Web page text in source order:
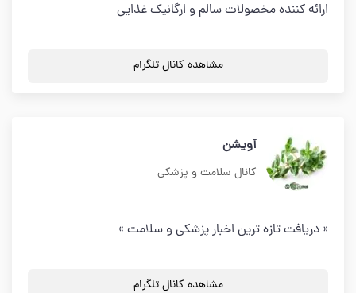
ارائه کننده مخصولات سالم و ارگانیک غذایی
مشاهده کانال تلگرام
آویشن
کانال سلامت و پزشکی
« دریافت تازه ترین اخبار پزشکی و سلامت »
مشاهده کانال تلگرام